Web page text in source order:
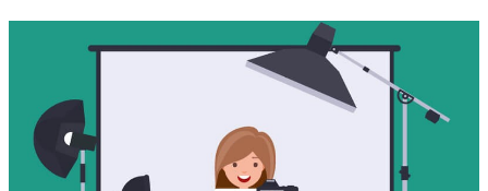
Jobchancen.